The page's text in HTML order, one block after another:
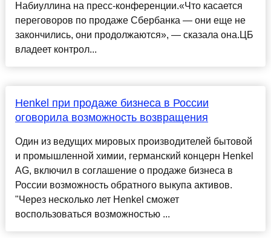
Набиуллина на пресс-конференции.«Что касается
переговоров по продаже Сбербанка — они еще не
закончились, они продолжаются», — сказала она.ЦБ
владеет контрол...
Henkel при продаже бизнеса в России
оговорила возможность возвращения
Один из ведущих мировых производителей бытовой
и промышленной химии, германский концерн Henkel
AG, включил в соглашение о продаже бизнеса в
России возможность обратного выкупа активов.
"Через несколько лет Henkel сможет
воспользоваться возможностью ...